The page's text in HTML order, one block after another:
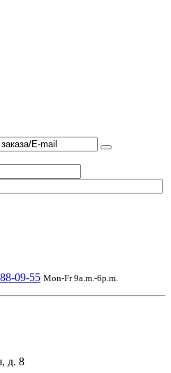
09-55 Mon-Fr 9a.m.-6p.m.
д. 8